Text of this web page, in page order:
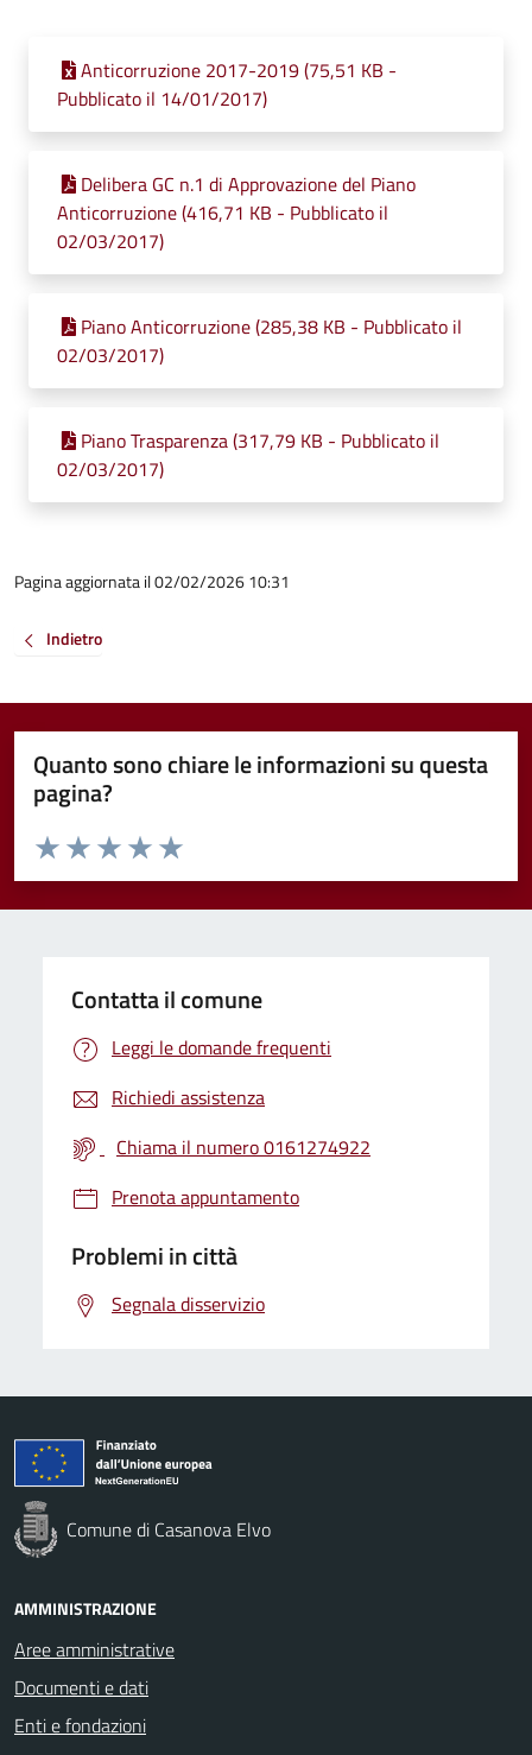
Anticorruzione 2017-2019 (75,51 KB -
Pubblicato il 14/01/2017)
Delibera GC n.1 di Approvazione del Piano
Anticorruzione (416,71 KB - Pubblicato il
02/03/2017)
Piano Anticorruzione (285,38 KB - Pubblicato il
02/03/2017)
Piano Trasparenza (317,79 KB - Pubblicato il
02/03/2017)
Pagina aggiornata il 02/02/2026 10:31
Indietro
Quanto sono chiare le informazioni su questa
pagina?
Valuta da 1 a 5 stelle la pagina
Valuta 5 stelle su 5
Valuta 4 stelle su 5
Valuta 3 stelle su 5
Valuta 2 stelle su 5
Valuta 1 stelle su 5
Contatta il comune
Leggi le domande frequenti
Richiedi assistenza
Chiama il numero 0161274922
Prenota appuntamento
Problemi in città
Segnala disservizio
Comune di Casanova Elvo
AMMINISTRAZIONE
Aree amministrative
Documenti e dati
Enti e fondazioni